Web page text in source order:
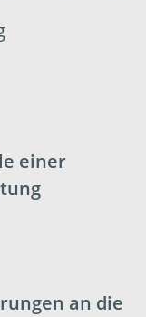
einer
an die